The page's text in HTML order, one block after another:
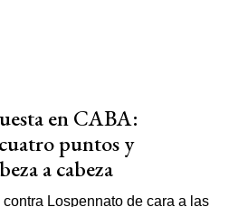
en CABA:
puntos y
a cabeza